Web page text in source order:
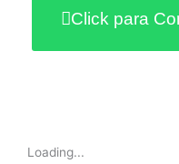
Click para
Loading...